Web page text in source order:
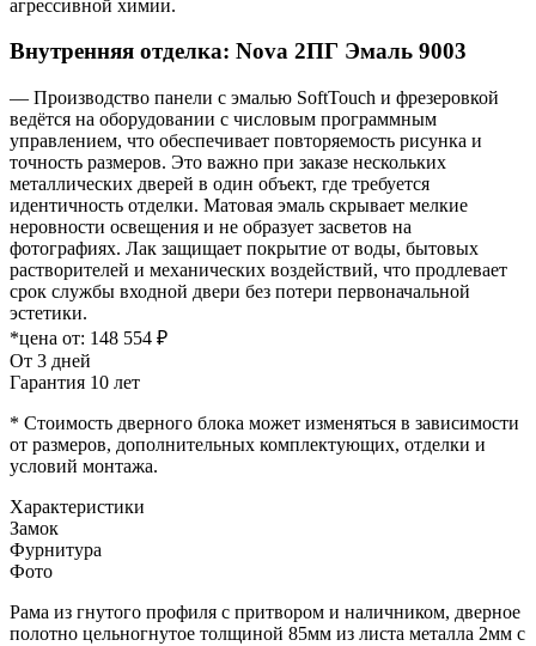
агрессивной химии.
Внутренняя отделка: Nova 2ПГ Эмаль 9003
— Производство панели с эмалью SoftTouch и фрезеровкой
ведётся на оборудовании с числовым программным
управлением, что обеспечивает повторяемость рисунка и
точность размеров. Это важно при заказе нескольких
металлических дверей в один объект, где требуется
идентичность отделки. Матовая эмаль скрывает мелкие
неровности освещения и не образует засветов на
фотографиях. Лак защищает покрытие от воды, бытовых
растворителей и механических воздействий, что продлевает
срок службы входной двери без потери первоначальной
эстетики.
*цена от: 148 554 ₽
От 3 дней
Гарантия 10 лет
* Стоимость дверного блока может изменяться в зависимости
от размеров, дополнительных комплектующих, отделки и
условий монтажа.
Характеристики
Замок
Фурнитура
Фото
Рама из гнутого профиля с притвором и наличником, дверное
полотно цельногнутое толщиной 85мм из листа металла 2мм c